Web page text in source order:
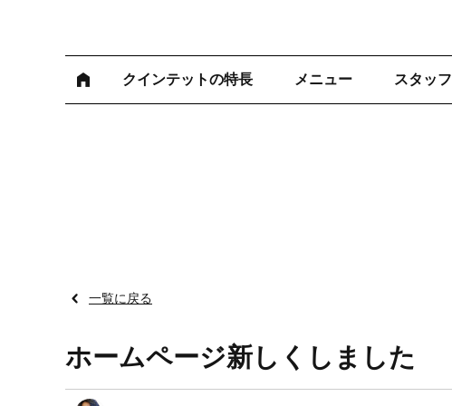
クインテットの特長 メニュー スタッフ
一覧に戻る
ホームページ新しくしました